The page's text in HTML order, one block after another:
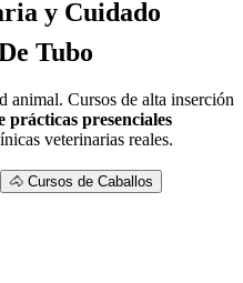
y Cuidado
Tubo
animal. Cursos de alta inserción
prácticas presenciales
veterinarias reales.
🐴 Cursos de Caballos